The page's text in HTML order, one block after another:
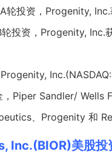
轮投资，Progenity, Inc.
轮投资，Progenity,
Piper Sandler/ Wells
、 Progenity 和
Inc.(BIOR)美股投